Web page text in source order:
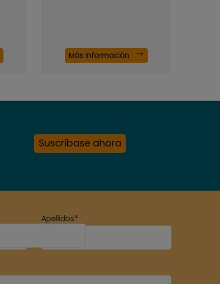
Más información
Suscríbase ahora
Apellidos*